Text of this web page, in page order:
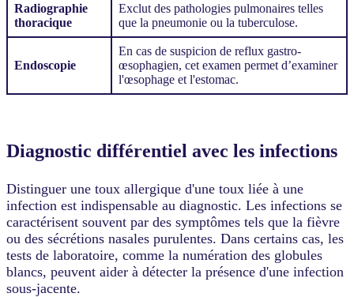
Radiographie
thoracique
Exclut des pathologies pulmonaires telles
que la pneumonie ou la tuberculose.
Endoscopie
En cas de suspicion de reflux gastro-
œsophagien, cet examen permet d’examiner
l'œsophage et l'estomac.
Diagnostic différentiel avec les infections
Distinguer une toux allergique d'une toux liée à une
infection est indispensable au diagnostic. Les infections se
caractérisent souvent par des symptômes tels que la fièvre
ou des sécrétions nasales purulentes. Dans certains cas, les
tests de laboratoire, comme la numération des globules
blancs, peuvent aider à détecter la présence d'une infection
sous-jacente.